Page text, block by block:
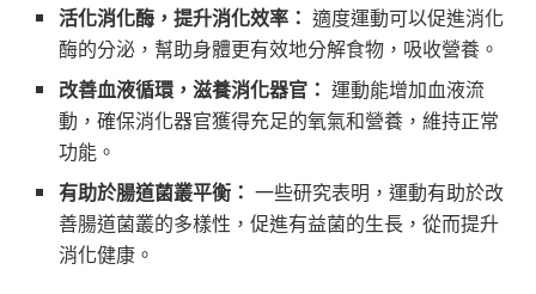
活化消化酶，提升消化效率： 適度運動可以促進消化
酶的分泌，幫助身體更有效地分解食物，吸收營養。
改善血液循環，滋養消化器官： 運動能增加血液流
動，確保消化器官獲得充足的氧氣和營養，維持正常
功能。
有助於腸道菌叢平衡： 一些研究表明，運動有助於改
善腸道菌叢的多樣性，促進有益菌的生長，從而提升
消化健康。